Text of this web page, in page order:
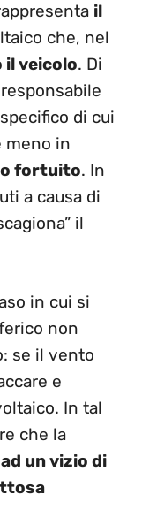
il
che, nel
il veicolo. Di
di cui
meno in
fortuito. In
a causa di
il
in cui si
non
se il vento
e
In tal
che la
un vizio di